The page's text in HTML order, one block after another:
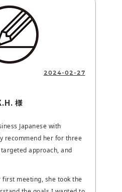
2024-02-27
様
Japanese with
recommend her for three
approach, and
meeting, she took the